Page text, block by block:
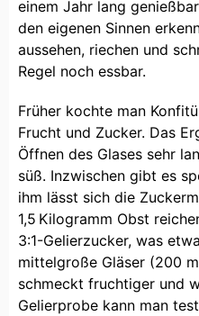
einem Jahr lang
den eigenen Sinnen
aussehen, riechen und
Regel noch essbar.
Früher kochte man
Frucht und Zucker. Das
Öffnen des Glases sehr
süß. Inzwischen gibt es
ihm lässt sich die
1,5 Kilogramm Obst
3:1-Gelierzucker, was
mittelgroße Gläser (200
schmeckt fruchtiger und
Gelierprobe kann man